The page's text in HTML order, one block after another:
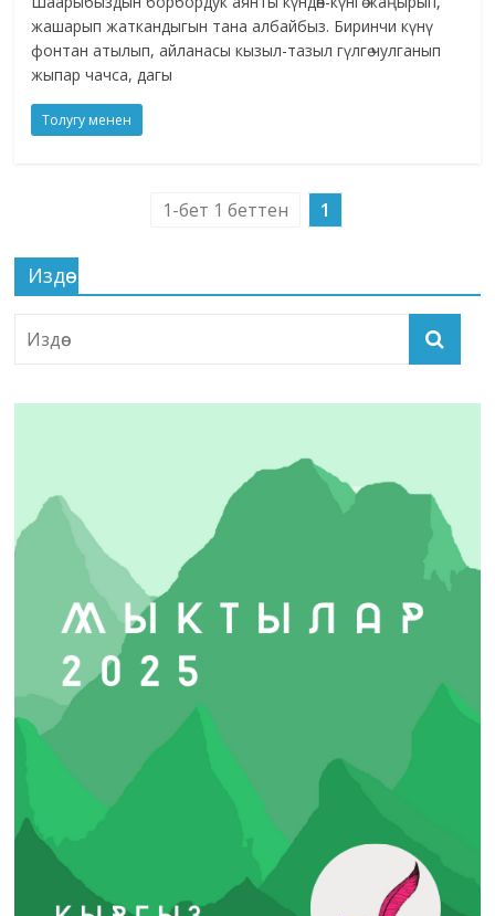
жашарып жаткандыгын тана албайбыз. Биринчи күнү
фонтан атылып, айланасы кызыл-тазыл гүлгө чулганып
жыпар чачса, дагы
Толугу менен
1-бет 1 беттен 1
Издөө